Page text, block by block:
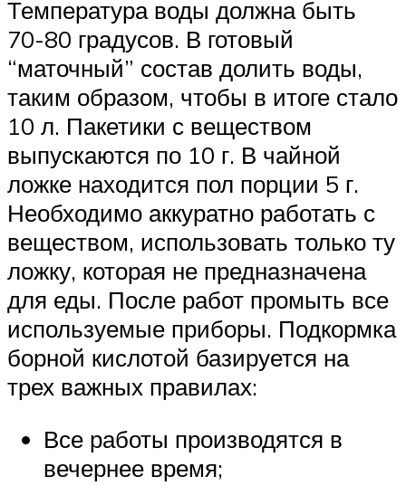
Температура воды должна быть
70-80 градусов. В готовый
“маточный” состав долить воды,
таким образом, чтобы в итоге стало
10 л. Пакетики с веществом
выпускаются по 10 г. В чайной
ложке находится пол порции 5 г.
Необходимо аккуратно работать с
веществом, использовать только ту
ложку, которая не предназначена
для еды. После работ промыть все
используемые приборы. Подкормка
борной кислотой базируется на
трех важных правилах:
Все работы производятся в
вечернее время;